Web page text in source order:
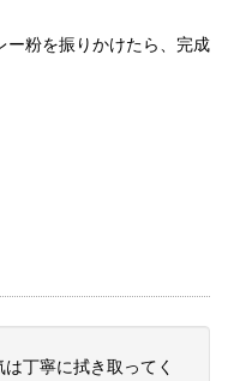
ー粉を振りかけたら、完成
丁寧に拭き取ってく